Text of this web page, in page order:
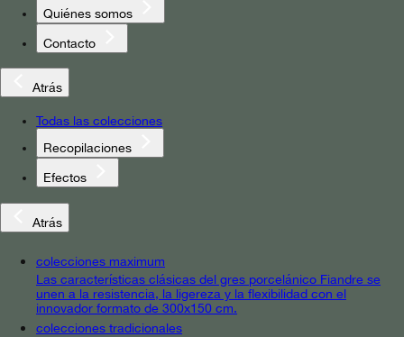
Quiénes somos
Contacto
Atrás
Todas las colecciones
Recopilaciones
Efectos
Atrás
colecciones maximum
Las características clásicas del gres porcelánico Fiandre se
unen a la resistencia, la ligereza y la flexibilidad con el
innovador formato de 300x150 cm.
colecciones tradicionales